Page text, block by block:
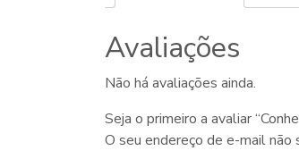
Avaliações
Não há avaliações ainda.
Seja o primeiro a avaliar
O seu endereço de e-mail não